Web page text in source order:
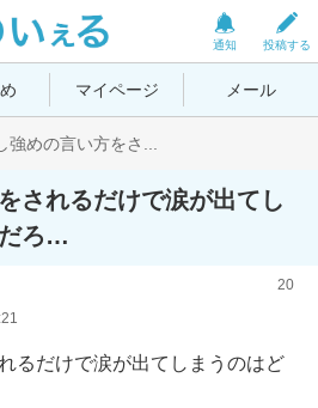
投稿する
通知
マイページ メール
強めの言い方をさ...
されるだけで涙が出てし
ろ…
20
るだけで涙が出てしまうのはど